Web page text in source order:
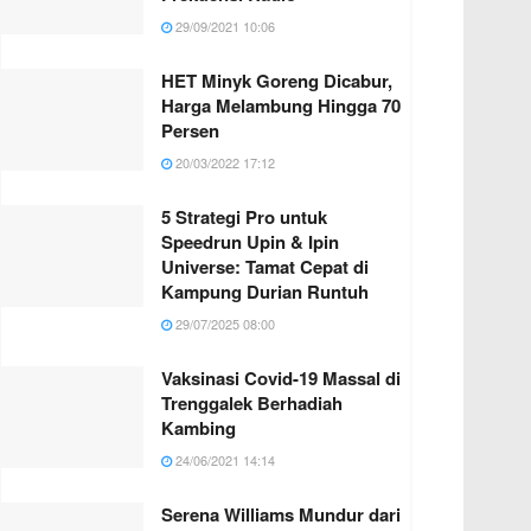
29/09/2021 10:06
HET Minyk Goreng Dicabur,
Harga Melambung Hingga 70
Persen
20/03/2022 17:12
5 Strategi Pro untuk
Speedrun Upin & Ipin
Universe: Tamat Cepat di
Kampung Durian Runtuh
29/07/2025 08:00
Vaksinasi Covid-19 Massal di
Trenggalek Berhadiah
Kambing
24/06/2021 14:14
Serena Williams Mundur dari